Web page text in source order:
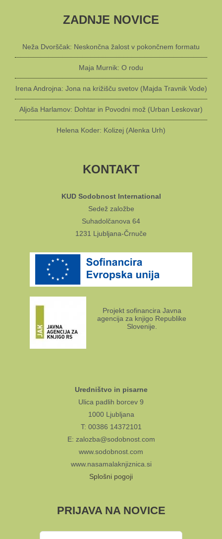
ZADNJE NOVICE
Neža Dvorščak: Neskončna žalost v pokončnem formatu
Maja Murnik: O rodu
Irena Androjna: Jona na križišču svetov (Majda Travnik Vode)
Aljoša Harlamov: Dohtar in Povodni mož (Urban Leskovar)
Helena Koder: Kolizej (Alenka Urh)
KONTAKT
KUD Sodobnost International
Sedež založbe
Suhadolčanova 64
1231 Ljubljana-Črnuče
Projekt sofinancira Javna
agencija za knjigo Republike
Slovenije.
Uredništvo in pisarne
Ulica padlih borcev 9
1000 Ljubljana
T: 00386 14372101
E: zalozba@sodobnost.com
www.sodobnost.com
www.nasamalaknjiznica.si
Splošni pogoji
PRIJAVA NA NOVICE